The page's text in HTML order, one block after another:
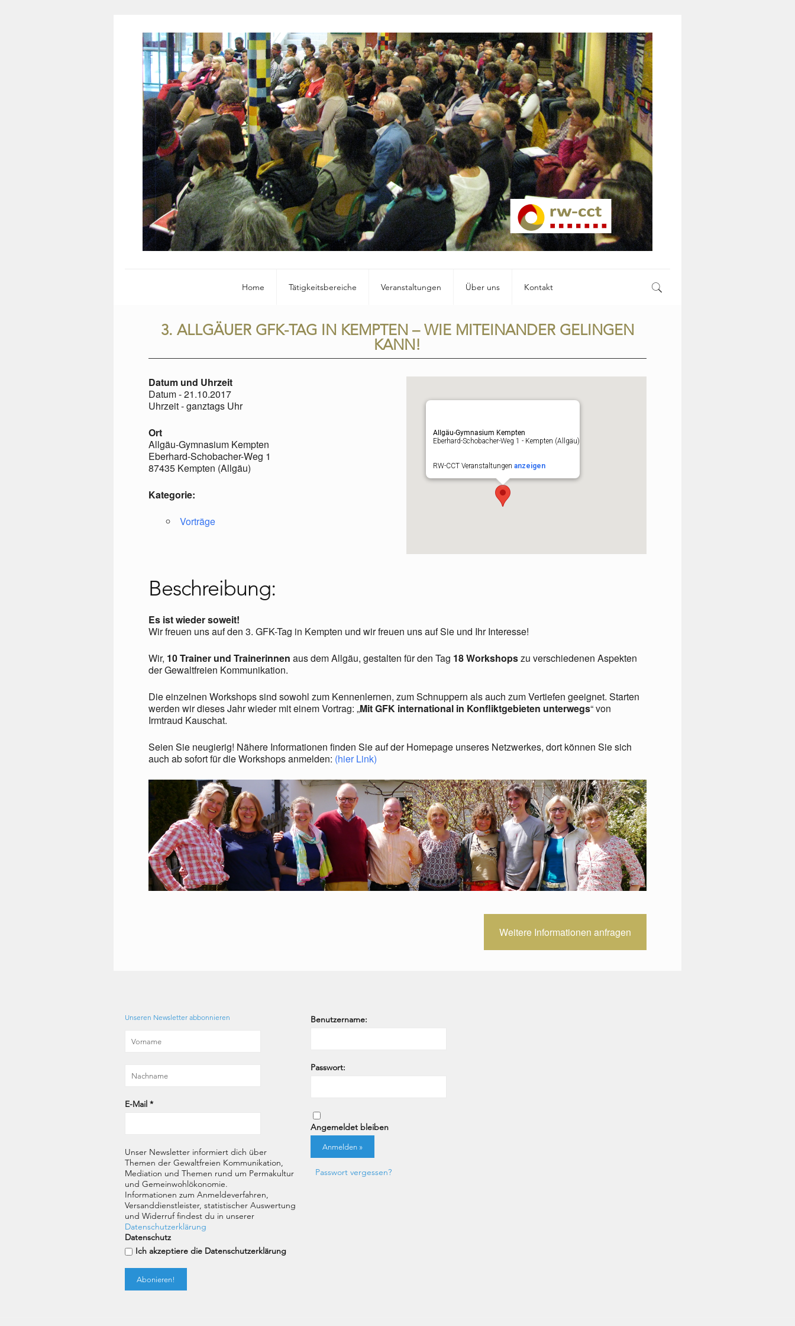
Home Tätigkeitsbereiche Veranstaltungen Über uns Kontakt
3. ALLGÄUER GFK-TAG IN KEMPTEN – WIE MITEINANDER GELINGEN
KANN!
Datum und Uhrzeit
Datum - 21.10.2017
Uhrzeit - ganztags Uhr
Ort
Allgäu-Gymnasium Kempten
Eberhard-Schobacher-Weg 1
87435 Kempten (Allgäu)
Kategorie:
Vorträge
Allgäu-Gymnasium Kempten
Eberhard-Schobacher-Weg 1 - Kempten (Allgäu)
RW-CCT Veranstaltungenanzeigen
Beschreibung:
Es ist wieder soweit!
Wir freuen uns auf den 3. GFK-Tag in Kempten und wir freuen uns auf Sie und Ihr Interesse!
Wir, 10 Trainer und Trainerinnen aus dem Allgäu, gestalten für den Tag 18 Workshopszu verschiedenen Aspekten
der Gewaltfreien Kommunikation.
Die einzelnen Workshops sind sowohl zum Kennenlernen, zum Schnuppern als auch zum Vertiefen geeignet. Starten
werden wir dieses Jahr wieder mit einem Vortrag: „Mit GFK international in Konfliktgebieten unterwegs“ von
Irmtraud Kauschat.
Seien Sie neugierig! Nähere Informationen finden Sie auf der Homepage unseres Netzwerkes, dort können Sie sich
auch ab sofort für die Workshops anmelden: (hier Link)
Weitere Informationen anfragen
Unseren Newsletter abbonnieren
E-Mail*
Unser Newsletter informiert dich über
Themen der Gewaltfreien Kommunikation,
Mediation und Themen rund um Permakultur
und Gemeinwohlökonomie.
Informationen zum Anmeldeverfahren,
Versanddienstleister, statistischer Auswertung
und Widerruf findest du in unserer
Datenschutzerklärung
Datenschutz
Ich akzeptiere die Datenschutzerklärung
Benutzername:
Passwort:
Angemeldet bleiben
Passwort vergessen?